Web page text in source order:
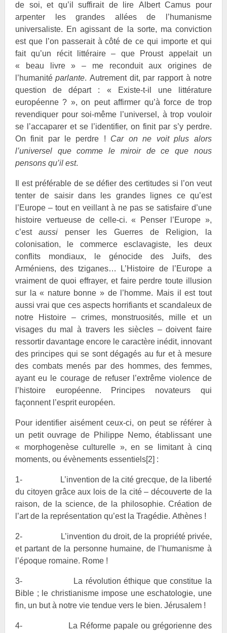
de soi, et qu’il suffirait de lire Albert Camus pour
arpenter les grandes allées de l’humanisme
universaliste. En agissant de la sorte, ma conviction
est que l’on passerait à côté de ce qui importe et qui
fait qu’un récit littéraire – que Proust appelait un
« beau livre » – me reconduit aux origines de
l’humanité parlante. Autrement dit, par rapport à notre
question de départ : « Existe-t-il une littérature
européenne ? », on peut affirmer qu’à force de trop
revendiquer pour soi-même l’universel, à trop vouloir
se l’accaparer et se l’identifier, on finit par s’y perdre.
On finit par le perdre ! Car on ne voit plus alors
l’universel que comme le miroir de ce que nous
pensons qu’il est.
Il est préférable de se défier des certitudes si l’on veut
tenter de saisir dans les grandes lignes ce qu’est
l’Europe – tout en veillant à ne pas se satisfaire d’une
histoire vertueuse de celle-ci. « Penser l’Europe »,
c’est aussipenser les Guerres de Religion, la
colonisation, le commerce esclavagiste, les deux
conflits mondiaux, le génocide des Juifs, des
Arméniens, des tziganes… L’Histoire de l’Europe a
vraiment de quoi effrayer, et faire perdre toute illusion
sur la « nature bonne » de l’homme. Mais il est tout
aussi vrai que ces aspects horrifiants et scandaleux de
notre Histoire – crimes, monstruosités, mille et un
visages du mal à travers les siècles – doivent faire
ressortir davantage encore le caractère inédit, innovant
des principes qui se sont dégagés au fur et à mesure
des combats menés par des hommes, des femmes,
ayant eu le courage de refuser l’extrême violence de
l’histoire européenne. Principes novateurs qui
façonnent l’esprit européen.
Pour identifier aisément ceux-ci, on peut se référer à
un petit ouvrage de Philippe Nemo, établissant une
« morphogenèse culturelle », en se limitant à cinq
moments, ou évènements essentiels[2] :
1- L’invention de la cité grecque, de la liberté
du citoyen grâce aux lois de la cité – découverte de la
raison, de la science, de la philosophie. Création de
l’art de la représentation qu’est la Tragédie. Athènes !
2- L’invention du droit, de la propriété privée,
et partant de la personne humaine, de l’humanisme à
l’époque romaine. Rome !
3- La révolution éthique que constitue la
Bible ; le christianisme impose une eschatologie, une
fin, un but à notre vie tendue vers le bien. Jérusalem !
4- La Réforme papale ou grégorienne des